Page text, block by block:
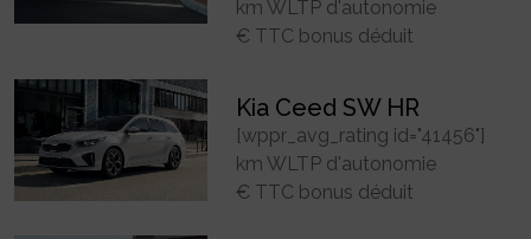
km WLTP d'autonomie
€ TTC bonus déduit
Kia Ceed SW HR
[wppr_avg_rating id="41456"]
km WLTP d'autonomie
€ TTC bonus déduit